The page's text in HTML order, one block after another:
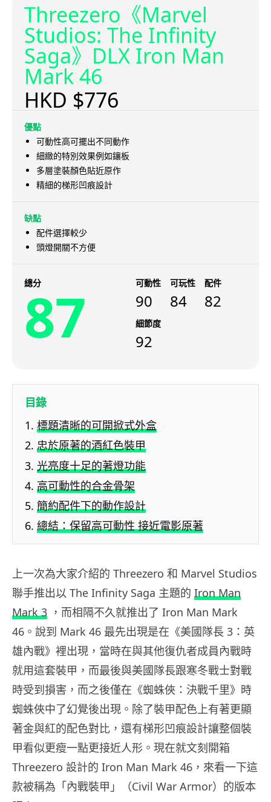
Threezero《Marvel
Studios: The Infinity
Saga》DLX Iron Man
Mark 46
HKD $776
優點
可動性高可擺出不同動作
細緻的特別效果例如鑲板
多層塗裝顏色貼近原作
精細的梯形凹痕設計
缺點
配件選擇較少
頭燈開關不方便
總分
87 可動性
90
可玩性
84
配件
82
細節度
92
目錄
標題清晰的可開掀式外盒
忠於原著的酒紅色裝甲
光亮度十足的著燈功能
高可動性的合金骨架
簡約配件下的動作設計
總結：保留高可動性 接近電影原著
上一次為大家介紹的 Threezero 和 Marvel Studios
聯手推出以 The Infinity Saga 主題的 Iron Man
Mark 3 ，而相隔不久就推出了 Iron Man Mark
46。說到 Mark 46 最先出現是在《美國隊長 3：英
雄內戰》裡出現，當時在與其他復仇者成員內戰時
就用這套裝甲，而最後與美國隊長跟寒冬戰士對戰
時受到損害，而之後僅在《蜘蛛俠：決戰千里》時
蜘蛛俠中了幻覺後出現。除了裝甲配色上有著更顯
著金與紅的配色對比，還有梯形凹痕設計讓整個裝
甲看似更瘦一點更接近人形。現在就文刻開箱
Threezero 設計的 Iron Man Mark 46，來看一下這
款被稱為「內戰裝甲」（Civil War Armor）的版本